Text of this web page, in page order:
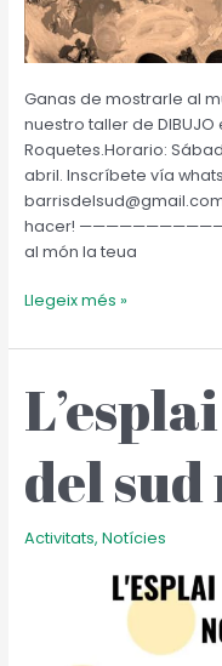
Ganas de mostrarle al
nuestro taller de
Roquetes.Horario:
abril. Inscríbete vía
hacer!
al món la teua
Llegeix més »
del
Activitats, Notícies
barris
del
sud
para